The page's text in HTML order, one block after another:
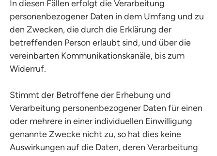
In diesen Fällen erfolgt die Verarbeitung
personenbezogener Daten in dem Umfang und zu
den Zwecken, die durch die Erklärung der
betreffenden Person erlaubt sind, und über die
vereinbarten Kommunikationskanäle, bis zum
Widerruf.
Stimmt der Betroffene der Erhebung und
Verarbeitung personenbezogener Daten für einen
oder mehrere in einer individuellen Einwilligung
genannte Zwecke nicht zu, so hat dies keine
Auswirkungen auf die Daten, deren Verarbeitung